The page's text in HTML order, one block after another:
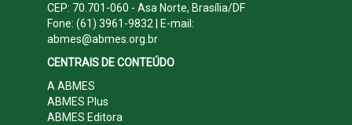
CEP: 70.701-060 - Asa Norte, Brasília/DF
Fone: (61) 3961-9832 | E-mail:
abmes@abmes.org.br
CENTRAIS DE CONTEÚDO
A ABMES
ABMES Plus
ABMES Editora